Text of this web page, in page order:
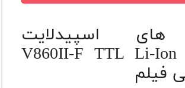
های اسپیدلایت
گودکس V860II-F TTL Li-Ion
فیلم